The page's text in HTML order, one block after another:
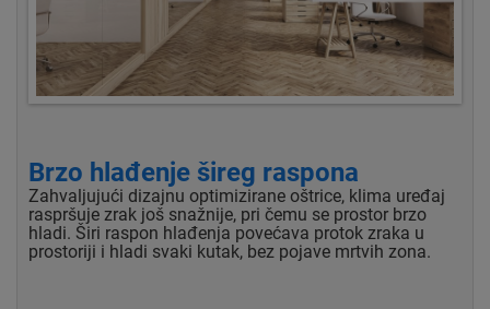
Brzo hlađenje šireg raspona
Zahvaljujući dizajnu optimizirane oštrice, klima uređaj
raspršuje zrak još snažnije, pri čemu se prostor brzo
hladi. Širi raspon hlađenja povećava protok zraka u
prostoriji i hladi svaki kutak, bez pojave mrtvih zona.